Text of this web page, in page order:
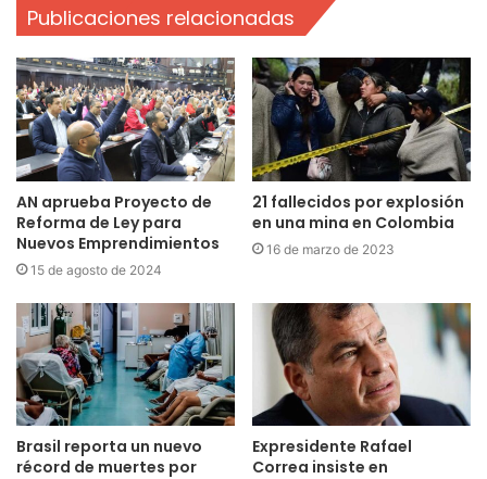
Publicaciones relacionadas
AN aprueba Proyecto de
Reforma de Ley para
Nuevos Emprendimientos
15 de agosto de 2024
21 fallecidos por explosión
en una mina en Colombia
16 de marzo de 2023
Brasil reporta un nuevo
récord de muertes por
Expresidente Rafael
Correa insiste en